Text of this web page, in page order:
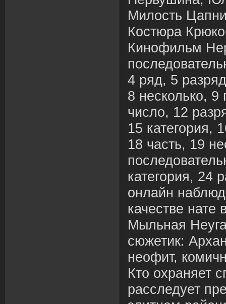
Милость
Костюра
Кинофильм
4 ряд, 5
8 несколько, 9
число, 12
15 категория,
18 часть, 19
категория, 24
онлайн
качестве нате
Мыльная
сюжетик:
неофит,
Кто охраняет
расследует